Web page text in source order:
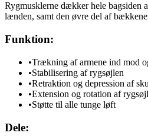
Rygmusklerne dækker hele bagsiden
lænden, samt den øvre del af
Funktion:
•Trækning af armene ind mod
•Stabilisering af rygsøjlen
•Retraktion og depression af
•Extension og rotation af
•Støtte til alle tunge løft
Dele: